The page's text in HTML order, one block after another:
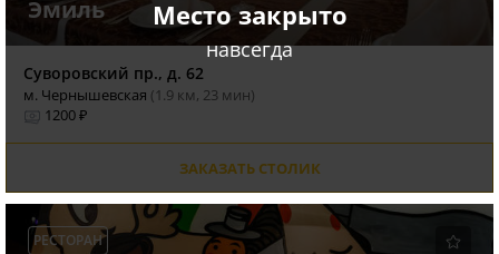
Место закрыто
навсегда
Эмиль
Суворовский пр., д. 62
м. Чернышевская (1.9 км, 23 мин)
1200 ₽
ЗАКАЗАТЬ СТОЛИК
РЕСТОРАН